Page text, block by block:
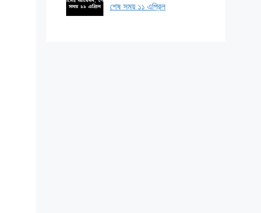
শেষ সময় ১১ এপ্রিল